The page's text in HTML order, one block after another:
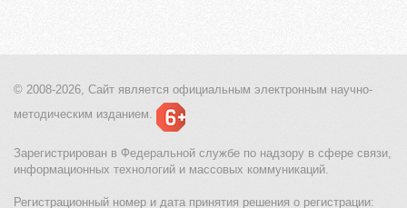
© 2008-2026, Сайт является официальным электронным научно-
методическим изданием.
Зарегистрирован в Федеральной службе по надзору в сфере связи,
информационных технологий и массовых коммуникаций.
Регистрационный номер и дата принятия решения о регистрации: